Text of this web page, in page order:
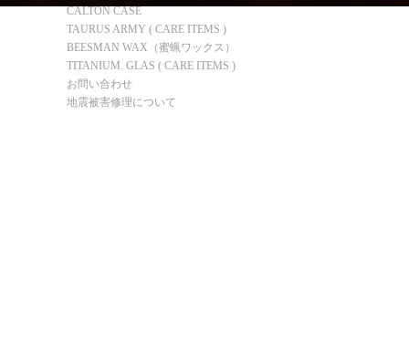
CALTON CASE
TAURUS ARMY ( CARE ITEMS )
BEESMAN WAX（蜜蝋ワックス）
TITANIUM. GLAS ( CARE ITEMS )
お問い合わせ
地震被害修理について